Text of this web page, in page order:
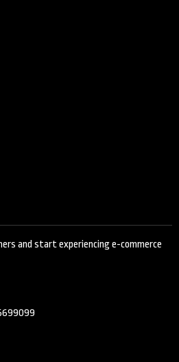
and start experiencing e-commerce